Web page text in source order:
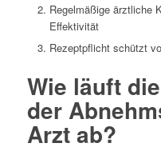
Regelmäßige ärztliche
Effektivität
Rezeptpflicht schützt
Wie läuft
der
Arzt ab?